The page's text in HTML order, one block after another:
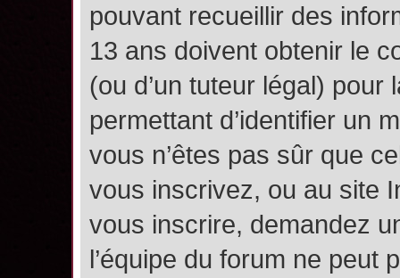
pouvant recueillir des
13 ans doivent obtenir le
(ou d’un tuteur légal)
permettant d’identifier un
vous n’êtes pas sûr que
vous inscrivez, ou au site
vous inscrire, demandez
l’équipe du forum ne peut